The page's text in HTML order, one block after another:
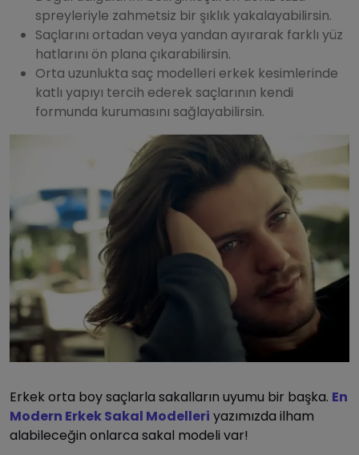
spreyleriyle zahmetsiz bir şıklık yakalayabilirsin.
Saçlarını ortadan veya yandan ayırarak farklı yüz
hatlarını ön plana çıkarabilirsin.
Orta uzunlukta saç modelleri erkek kesimlerinde
katlı yapıyı tercih ederek saçlarının kendi
formunda kurumasını sağlayabilirsin.
Erkek orta boy saçlarla sakalların uyumu bir başka. En
Modern Erkek Sakal Modelleri yazımızda ilham
alabileceğin onlarca sakal modeli var!